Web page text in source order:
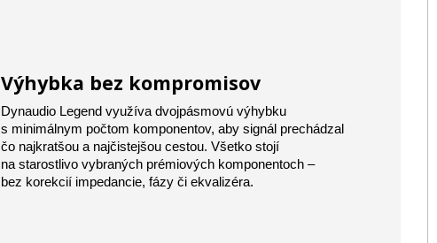
Výhybka bez kompromisov
Dynaudio Legend využíva dvojpásmovú výhybku
s minimálnym počtom komponentov, aby signál prechádzal
čo najkratšou a najčistejšou cestou. Všetko stojí
na starostlivo vybraných prémiových komponentoch –
bez korekcií impedancie, fázy či ekvalizéra.